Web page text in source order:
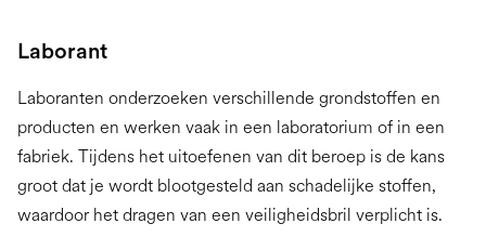
Laborant
Laboranten onderzoeken verschillende grondstoffen en
producten en werken vaak in een laboratorium of in een
fabriek. Tijdens het uitoefenen van dit beroep is de kans
groot dat je wordt blootgesteld aan schadelijke stoffen,
waardoor het dragen van een veiligheidsbril verplicht is.